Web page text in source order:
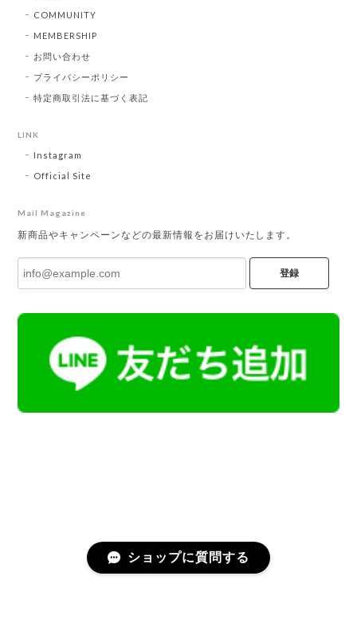
COMMUNITY
MEMBERSHIP
お問い合わせ
プライバシーポリシー
特定商取引法に基づく表記
LINK
Instagram
Official Site
Mail Magazine
新商品やキャンペーンなどの最新情報をお届けいたします。
登録
ショップに質問する